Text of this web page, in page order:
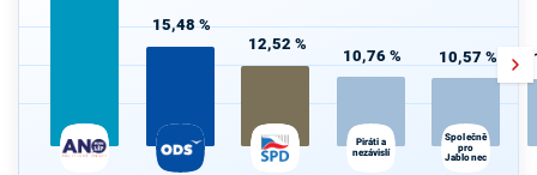
15,48 %
12,52 %
10,76 %
Piráti a
nezávislí
10,57 %
Společně
pro
Jablonec